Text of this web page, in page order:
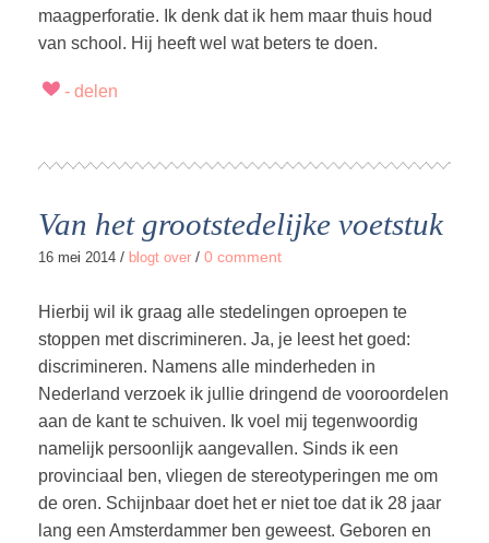
maagperforatie. Ik denk dat ik hem maar thuis houd
van school. Hij heeft wel wat beters te doen.
Van het grootstedelijke voetstuk
16 mei 2014/ blogt over/ 0 comment
Hierbij wil ik graag alle stedelingen oproepen te
stoppen met discrimineren. Ja, je leest het goed:
discrimineren. Namens alle minderheden in
Nederland verzoek ik jullie dringend de vooroordelen
aan de kant te schuiven. Ik voel mij tegenwoordig
namelijk persoonlijk aangevallen. Sinds ik een
provinciaal ben, vliegen de stereotyperingen me om
de oren. Schijnbaar doet het er niet toe dat ik 28 jaar
lang een Amsterdammer ben geweest. Geboren en